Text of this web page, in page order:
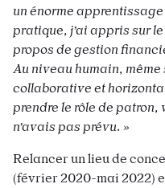
un énorme apprentissage
pratique, j’ai appris sur
propos de gestion
Au niveau humain, même
collaborative et
prendre le rôle de patron,
n’avais pas prévu. »
Relancer un lieu de
(février 2020-mai 2022)